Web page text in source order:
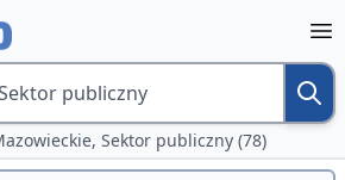
publiczny
Sektor publiczny (78)